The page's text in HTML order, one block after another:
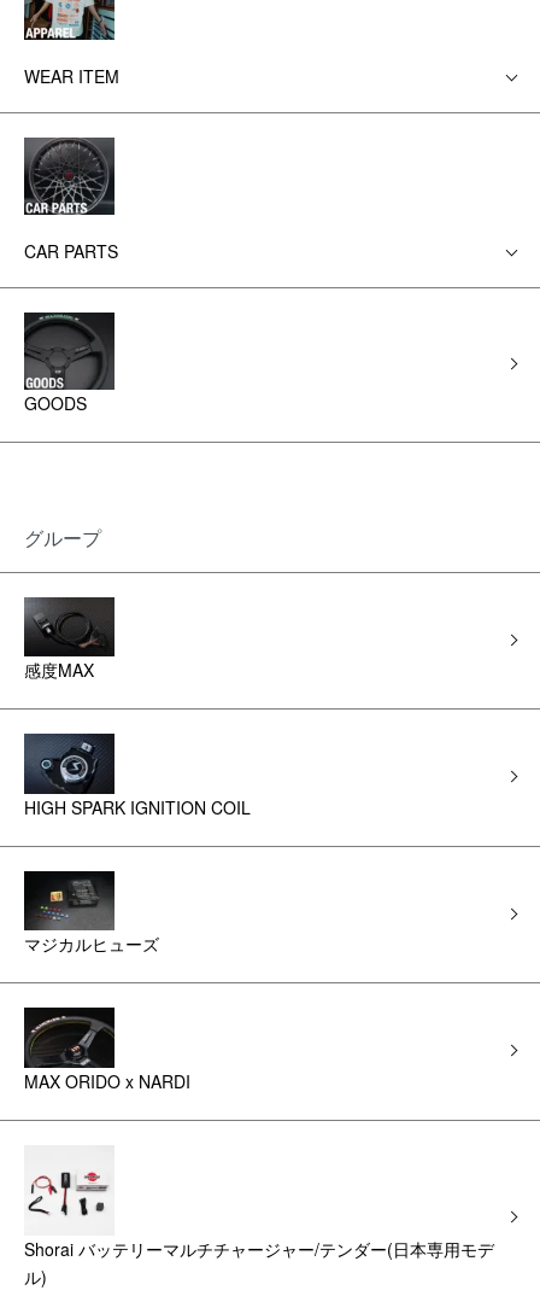
WEAR ITEM
CAR PARTS
GOODS
グループ
感度MAX
HIGH SPARK IGNITION COIL
マジカルヒューズ
MAX ORIDO x NARDI
Shorai バッテリーマルチチャージャー/テンダー(日本専用モデ
ル)